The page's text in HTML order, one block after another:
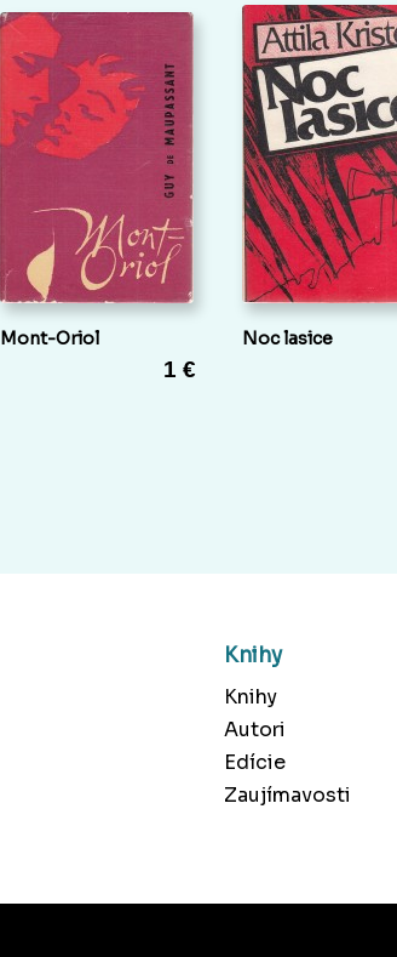
Mont-Oriol
1 €
Noc lasice
Knihy
Knihy
Autori
Edície
Zaujímavosti